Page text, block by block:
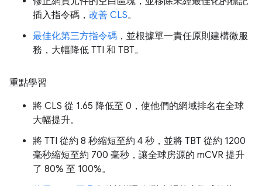
插入指令碼， 改善 CLS。
最佳化第三方指令碼 ，並根據單一責任原則建構微服
務，大幅降低 TTI 和 TBT。
重點學習
將 CLS 從 1.65 降低至 0，使他們的網域排名在全球
大幅提升。
將 TTI 從約 8 秒縮短至約 4 秒，並將 TBT 從約 1200
毫秒縮短至約 700 毫秒，讓全球房源的 mCVR 提升
了 80% 至 100%。